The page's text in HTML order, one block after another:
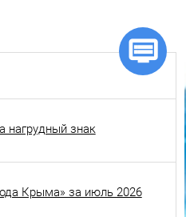
нагрудный знак
Крыма» за июль 2026